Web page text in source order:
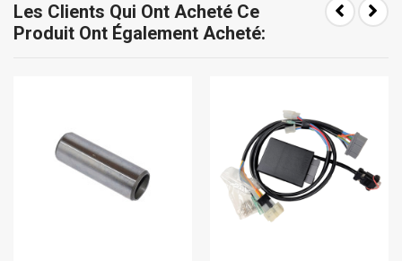
Les Clients Qui Ont Acheté Ce
Produit Ont Également Acheté: